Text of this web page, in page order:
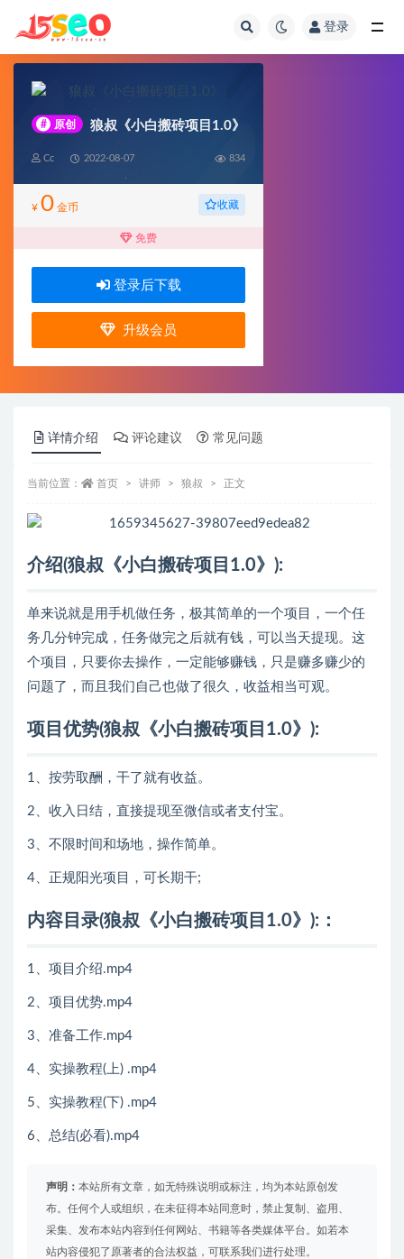
登录
# 原创 狼叔《小白搬砖项目1.0》
Cc 2022-08-07 834
¥ 0 金币 收藏
免费
登录后下载
升级会员
详情介绍 评论建议 常见问题
当前位置： 首页 讲师 狼叔 正文
介绍(狼叔《小白搬砖项目1.0》):
单来说就是用手机做任务，极其简单的一个项目，一个任
务几分钟完成，任务做完之后就有钱，可以当天提现。这
个项目，只要你去操作，一定能够赚钱，只是赚多赚少的
问题了，而且我们自己也做了很久，收益相当可观。
项目优势(狼叔《小白搬砖项目1.0》):
1、按劳取酬，干了就有收益。
2、收入日结，直接提现至微信或者支付宝。
3、不限时间和场地，操作简单。
4、正规阳光项目，可长期干;
内容目录(狼叔《小白搬砖项目1.0》):：
1、项目介绍.mp4
2、项目优势.mp4
3、准备工作.mp4
4、实操教程(上) .mp4
5、实操教程(下) .mp4
6、总结(必看).mp4
声明： 本站所有文章，如无特殊说明或标注，均为本站原创发
布。任何个人或组织，在未征得本站同意时，禁止复制、盗用、
采集、发布本站内容到任何网站、书籍等各类媒体平台。如若本
站内容侵犯了原著者的合法权益，可联系我们进行处理。